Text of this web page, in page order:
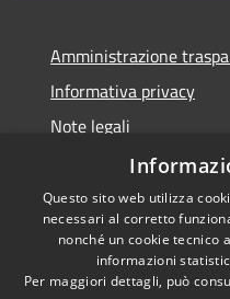
Amministrazione
Informativa privacy
Note legali
Dichiarazione di
RSS
Questo sito web utilizza
necessari al corretto
nonché un cookie tecnico
informazioni
Per maggiori dettagli, può